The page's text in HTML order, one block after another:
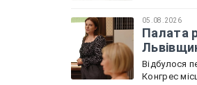
05.08.2026
Палата
Відбулося
Конгрес